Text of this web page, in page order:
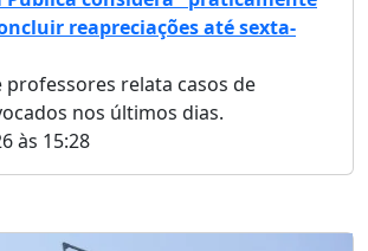
reapreciações até sexta-
relata casos de
nos últimos dias.
às 15:28